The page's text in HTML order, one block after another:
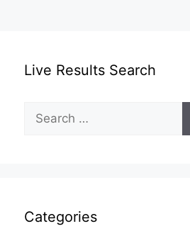
Live Results Search
Search
for:
Categories